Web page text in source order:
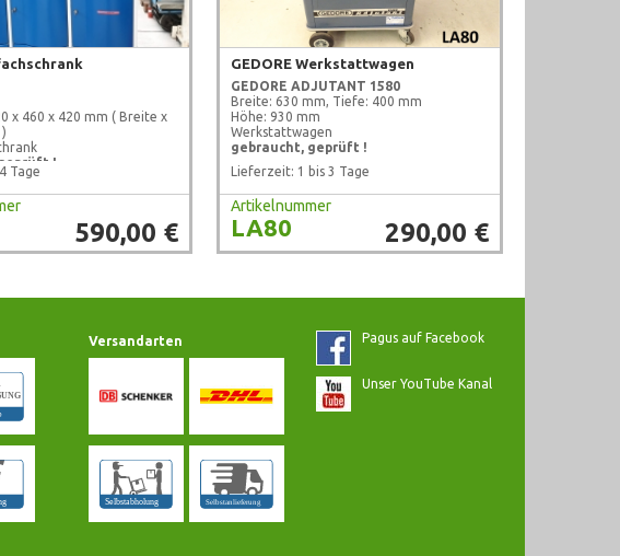
x 460 x 420 mm ( Breite x
!
Tage
590,00 €
GEDORE Werkstattwagen
GEDORE ADJUTANT 1580
Breite: 630 mm, Tiefe: 400 mm
Höhe: 930 mm
Werkstattwagen
gebraucht, geprüft !
Lieferzeit: 1 bis 3 Tage
Artikelnummer
LA80 290,00 €
Versandarten Pagus auf Facebook
Unser YouTube Kanal